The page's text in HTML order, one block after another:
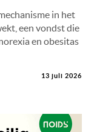
in het
een vondst die
en obesitas
13 juli 2026